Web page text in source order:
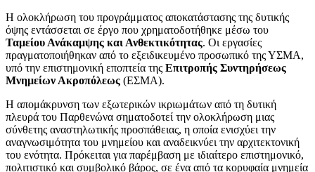
Η ολοκλήρωση του προγράμματος αποκατάστασης της δυτικής
όψης εντάσσεται σε έργο που χρηματοδοτήθηκε μέσω του
Ταμείου Ανάκαμψης και Ανθεκτικότητας. Οι εργασίες
πραγματοποιήθηκαν από το εξειδικευμένο προσωπικό της ΥΣΜΑ,
υπό την επιστημονική εποπτεία της Επιτροπής Συντηρήσεως
Μνημείων Ακροπόλεως (ΕΣΜΑ).
Η απομάκρυνση των εξωτερικών ικριωμάτων από τη δυτική
πλευρά του Παρθενώνα σηματοδοτεί την ολοκλήρωση μιας
σύνθετης αναστηλωτικής προσπάθειας, η οποία ενισχύει την
αναγνωσιμότητα του μνημείου και αναδεικνύει την αρχιτεκτονική
του ενότητα. Πρόκειται για παρέμβαση με ιδιαίτερο επιστημονικό,
πολιτιστικό και συμβολικό βάρος, σε ένα από τα κορυφαία μνημεία